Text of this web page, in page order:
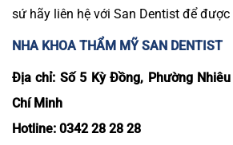
sứ hãy liên hệ với San Dentist để
NHA KHOA THẨM MỸ SAN DENTIST
Địa chỉ: Số 5 Kỳ Đồng, Phường
Chí Minh
Hotline: 0342 28 28 28